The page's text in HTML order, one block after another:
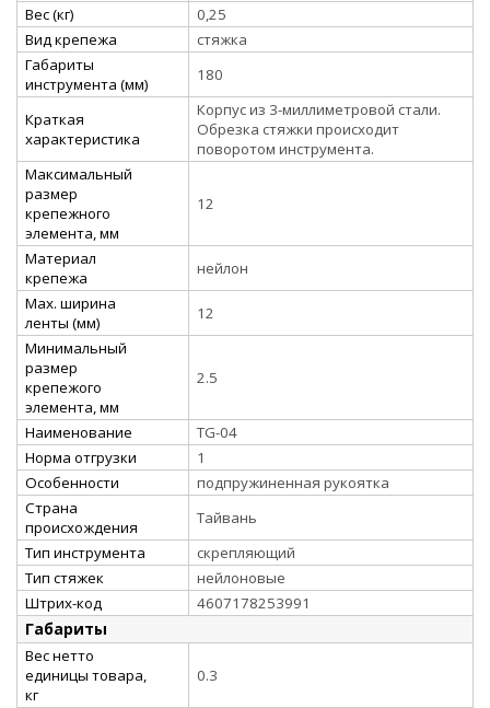
Вес (кг)
0,25
Вид крепежа
стяжка
Габариты
инструмента (мм)
180
Краткая
характеристика
Корпус из 3-миллиметровой стали.
Обрезка стяжки происходит
поворотом инструмента.
Максимальный
размер
крепежного
элемента, мм
12
Материал
крепежа
нейлон
Мах. ширина
ленты (мм)
12
Минимальный
размер
крепежого
элемента, мм
2.5
Наименование
TG-04
Норма отгрузки
1
Особенности
подпружиненная рукоятка
Страна
происхождения
Тайвань
Тип инструмента
скрепляющий
Тип стяжек
нейлоновые
Штрих-код
4607178253991
Габариты
Вес нетто
единицы товара,
кг
0.3